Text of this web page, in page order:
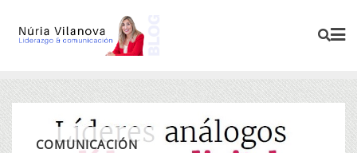
COMUNICACIÓN